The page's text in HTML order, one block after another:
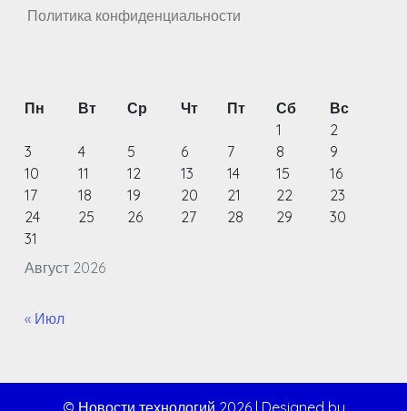
Политика конфиденциальности
Август 2026
Пн Вт Ср Чт Пт Сб
Вс
1
2
3
4 5 6 7 8
9
10
11 12 13 14 15
16
17
18 19 20 21 22
23
24
25 26 27 28 29
30
31
« Июл
© Новости технологий 2026 | Designed by